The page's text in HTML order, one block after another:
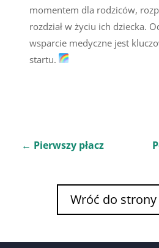
momentem dla rodziców,
rozdział w życiu ich dziecka.
wsparcie medyczne jest
startu.
← Pierwszy płacz
Wróć do strony